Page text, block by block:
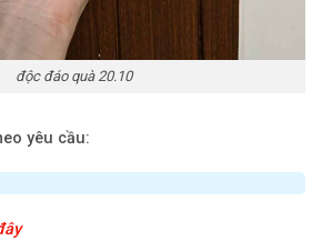
độc đáo quà 20.10
yêu cầu: